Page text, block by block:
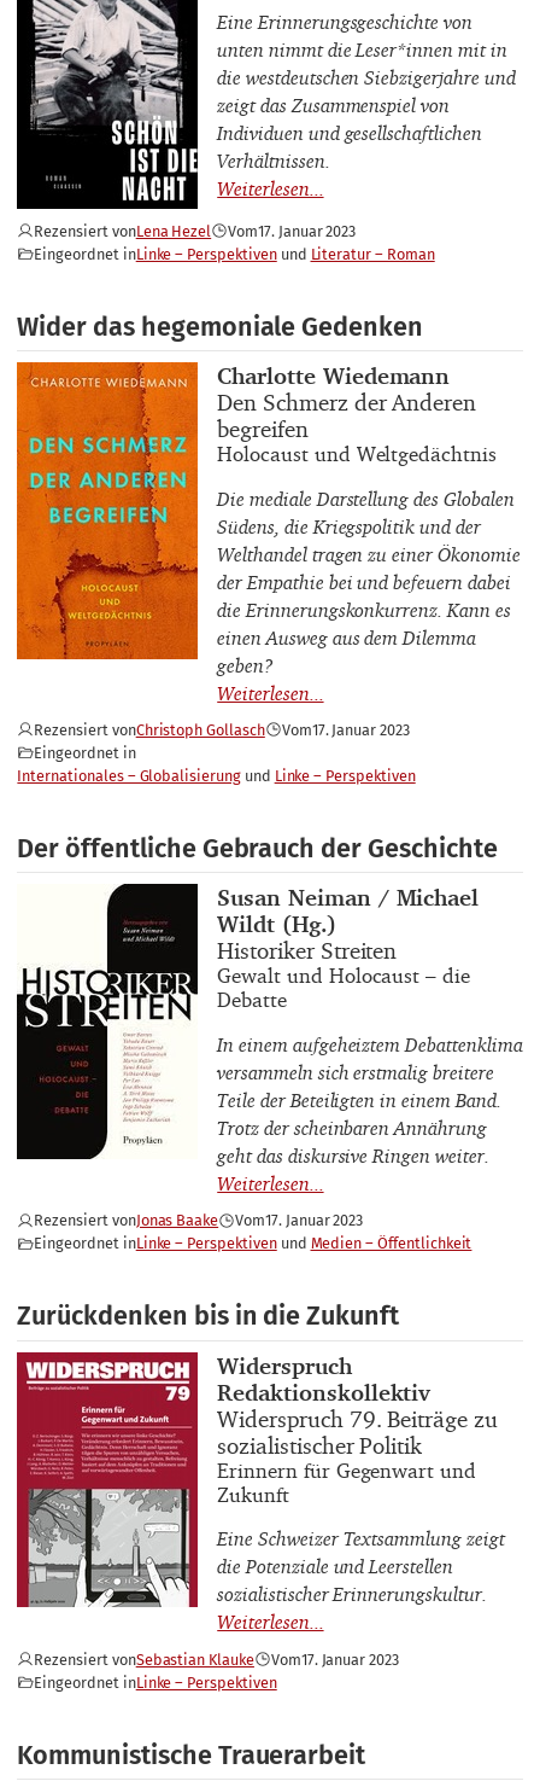
Eine Erinnerungsgeschichte von
unten nimmt die Leser*innen mit in
die westdeutschen Siebzigerjahre und
zeigt das Zusammenspiel von
Individuen und gesellschaftlichen
Verhältnissen.
Rezensiert vonLena Hezel Vom17. Januar 2023
Eingeordnet inLinke – Perspektiven Literatur – Roman
Wider das hegemoniale Gedenken
Buchautor_innen
Charlotte Wiedemann
Buchtitel
Den Schmerz der Anderen
begreifen
Buchuntertitel
Holocaust und Weltgedächtnis
Die mediale Darstellung des Globalen
Südens, die Kriegspolitik und der
Welthandel tragen zu einer Ökonomie
der Empathie bei und befeuern dabei
die Erinnerungskonkurrenz. Kann es
einen Ausweg aus dem Dilemma
geben?
Rezensiert vonChristoph Gollasch Vom17. Januar 2023
Eingeordnet in
Internationales – Globalisierung
Linke – Perspektiven
Der öffentliche Gebrauch der Geschichte
Buchautor_innen
Susan Neiman / Michael
Wildt (Hg.)
Buchtitel
Historiker Streiten
Buchuntertitel
Gewalt und Holocaust – die
Debatte
In einem aufgeheiztem Debattenklima
versammeln sich erstmalig breitere
Teile der Beteiligten in einem Band.
Trotz der scheinbaren Annährung
geht das diskursive Ringen weiter.
Rezensiert vonJonas Baake Vom17. Januar 2023
Eingeordnet inLinke – Perspektiven Medien – Öffentlichkeit
Zurückdenken bis in die Zukunft
Buchautor_innen
Widerspruch
Redaktionskollektiv
Buchtitel
Widerspruch 79. Beiträge zu
sozialistischer Politik
Buchuntertitel
Erinnern für Gegenwart und
Zukunft
Eine Schweizer Textsammlung zeigt
die Potenziale und Leerstellen
sozialistischer Erinnerungskultur.
Rezensiert vonSebastian Klauke Vom17. Januar 2023
Eingeordnet inLinke – Perspektiven
Kommunistische Trauerarbeit